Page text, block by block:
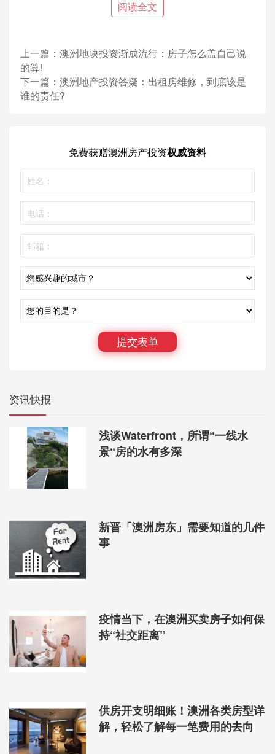
2. Glenelg North
3. Adelaide
4. Kent Town
2. South Perth
3. Bayswater
4. Bibra Lake
5. Nedlands
阅读全文
上一篇： 澳洲地块投资渐成流行：房子怎么盖自己说
的算!
下一篇： 澳洲地产投资答疑：出租房维修，到底该是
谁的责任?
免费获赠澳洲房产投资权威资料
提交表单
资讯快报
浅谈Waterfront，所谓“一线水
景“房的水有多深
新晋「澳洲房东」需要知道的几件
事
疫情当下，在澳洲买卖房子如何保
持“社交距离”
供房开支明细账！澳洲各类房型详
解，轻松了解每一笔费用的去向